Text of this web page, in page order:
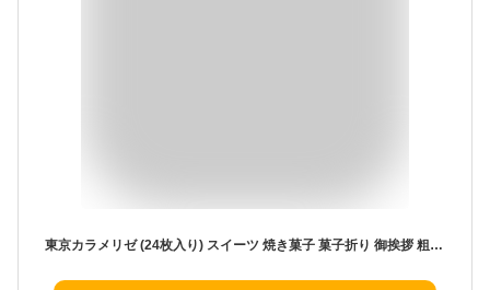
東京カラメリゼ (24枚入り) スイーツ 焼き菓子 菓子折り 御挨拶 粗品 ギフト お菓子 記念品 景品 粗品 プレゼント 東京みやげ 手土産 ギフト 上野風月堂 風月堂